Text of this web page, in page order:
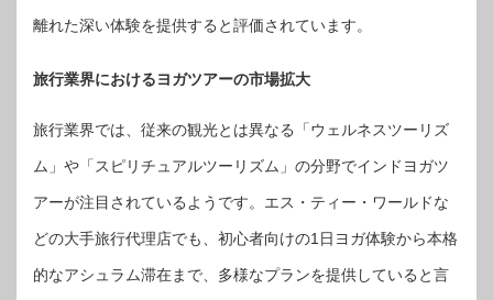
離れた深い体験を提供すると評価されています。
旅行業界におけるヨガツアーの市場拡大
旅行業界では、従来の観光とは異なる「ウェルネスツーリズ
ム」や「スピリチュアルツーリズム」の分野でインドヨガツ
アーが注目されているようです。エス・ティー・ワールドな
どの大手旅行代理店でも、初心者向けの1日ヨガ体験から本格
的なアシュラム滞在まで、多様なプランを提供していると言